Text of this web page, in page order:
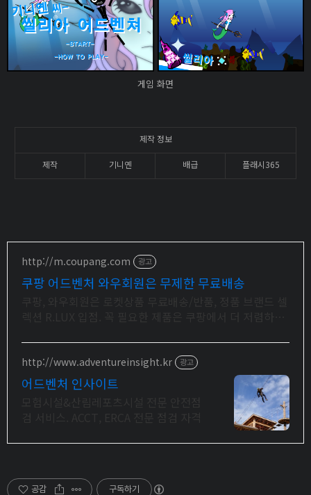
게임 화면
제작 정보
제작 기니옌 배급 플래시365
http://m.coupang.com 광고
쿠팡 어드벤처 와우회원은 무제한 무료배송
http://www.adventureinsight.kr 광고
어드벤처 인사이트
공감 구독하기